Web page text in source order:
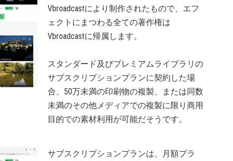
Vbroadcastにより制作されたもので、エフ
ェクトにまつわる全ての著作権は
Vbroadcastに帰属します。
スタンダード及びプレミアムライブラリの
サブスクリプションプランに契約した場
合、50万未満の印刷物の複製、または同数
未満のその他メディアでの複製に限り商用
目的での素材利用が可能だそうです。
サブスクリプションプランは、月額プラ